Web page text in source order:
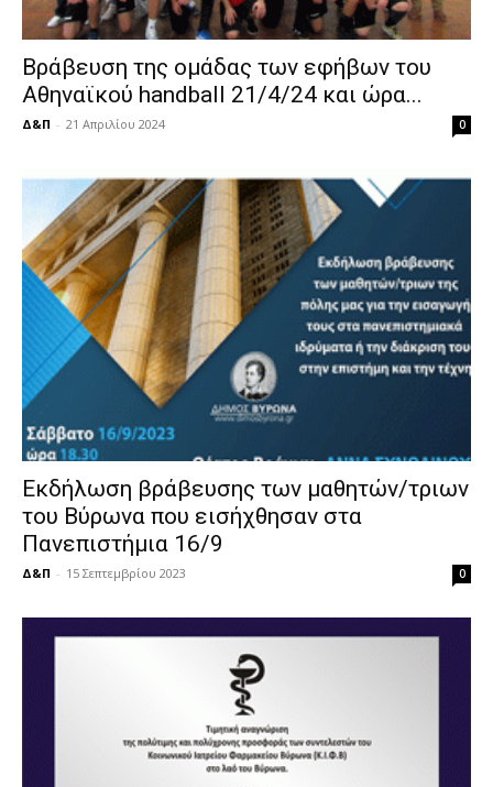
Βράβευση της ομάδας των εφήβων του
Αθηναϊκού handball 21/4/24 και ώρα...
Δ&Π - 21 Απριλίου 2024 0
Εκδήλωση βράβευσης των μαθητών/τριων
του Βύρωνα που εισήχθησαν στα
Πανεπιστήμια 16/9
Δ&Π - 15 Σεπτεμβρίου 2023 0